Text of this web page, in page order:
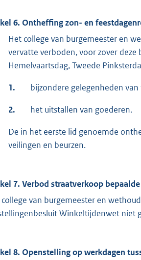
6. Ontheffing zon- en
Het college van burgemeester en
vervatte verboden, voor zover deze
Hemelvaartsdag, Tweede
1. bijzondere gelegenheden
2. het uitstallen van goederen.
De in het eerste lid genoemde
veilingen en beurzen.
7. Verbod straatverkoop
van burgemeester en
Winkeltijdenwet niet
8. Openstelling op werkdagen